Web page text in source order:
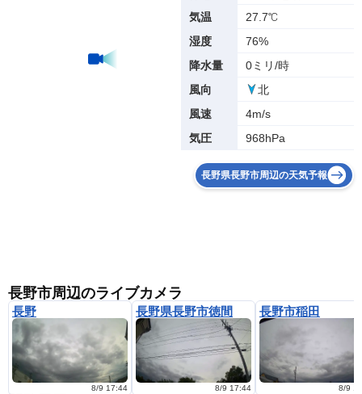
気温
27.7℃
湿度
76%
降水量
0ミリ/時
風向
北
風速
4m/s
気圧
968hPa
長野県長野市周辺の天気予報
長野市周辺のライブカメラ
長野
8/9 17:44
長野県長野市徳間
8/9 17:44
長野市稲田
8/9